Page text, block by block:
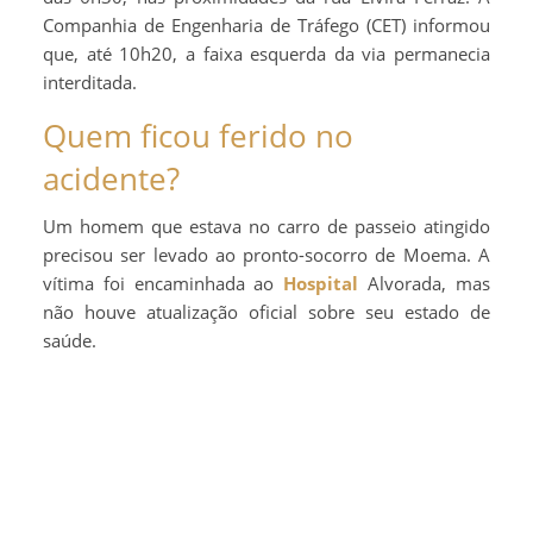
Companhia de Engenharia de Tráfego (CET) informou
que, até 10h20, a faixa esquerda da via permanecia
interditada.
Quem ficou ferido no
acidente?
Um homem que estava no carro de passeio atingido
precisou ser levado ao pronto-socorro de Moema. A
vítima foi encaminhada ao Hospital Alvorada, mas
não houve atualização oficial sobre seu estado de
saúde.